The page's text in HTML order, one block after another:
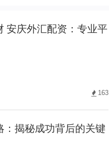
安庆外汇配资：专业平
163
：揭秘成功背后的关键